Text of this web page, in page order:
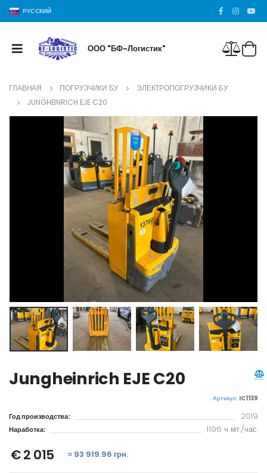
РУССКИЙ
ООО "БФ-Логистик"
ГЛАВНАЯ ПОГРУЗЧИКИ БУ
ЭЛЕКТРОПОГРУЗЧИКИ БУ
JUNGHEINRICH EJE C20
Jungheinrich EJE C20
Артикул: IC1139
Год производства: 2019
Наработка: 1196 ч мт./час.
€ 2 015 ≈ 93 919.96 грн.